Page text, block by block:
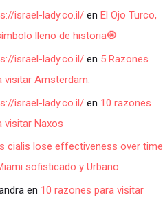
israel-lady.co.il/ en El Ojo Turco,
lleno de historia🧿
israel-lady.co.il/ en 5 Razones
visitar Amsterdam.
israel-lady.co.il/ en 10 razones
visitar Naxos
cialis lose effectiveness over time
sofisticado y Urbano
en 10 razones para visitar